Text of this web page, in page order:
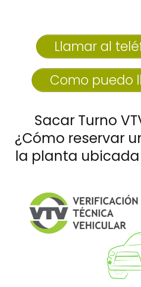
Llamar al
Como puedo
Sacar Turno
¿Cómo reservar
la planta ubicada